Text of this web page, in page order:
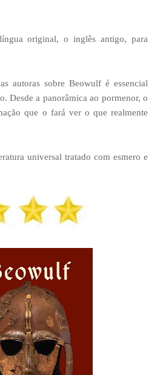
original, o inglês antigo, para
autoras sobre Beowulf é essencial
Desde a panorâmica ao pormenor, o
que o fará ver o que realmente
universal tratado com esmero e